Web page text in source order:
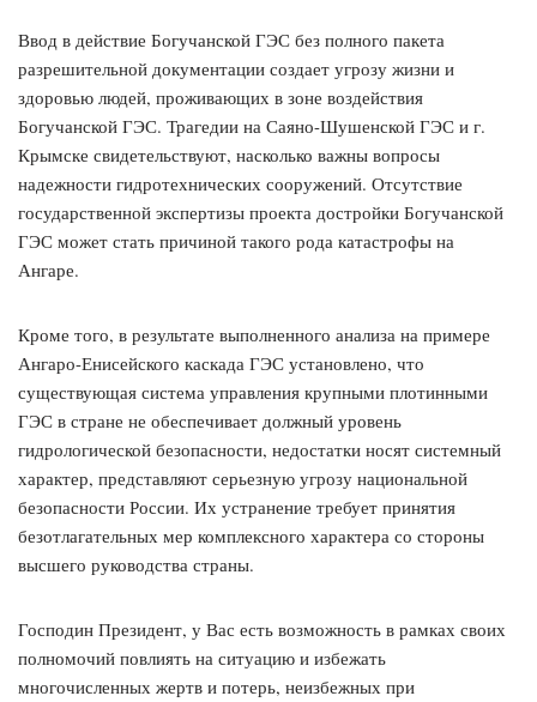
Ввод в действие Богучанской ГЭС без полного пакета
разрешительной документации создает угрозу жизни и
здоровью людей, проживающих в зоне воздействия
Богучанской ГЭС. Трагедии на Саяно-Шушенской ГЭС и г.
Крымске свидетельствуют, насколько важны вопросы
надежности гидротехнических сооружений. Отсутствие
государственной экспертизы проекта достройки Богучанской
ГЭС может стать причиной такого рода катастрофы на
Ангаре.
Кроме того, в результате выполненного анализа на примере
Ангаро-Енисейского каскада ГЭС установлено, что
существующая система управления крупными плотинными
ГЭС в стране не обеспечивает должный уровень
гидрологической безопасности, недостатки носят системный
характер, представляют серьезную угрозу национальной
безопасности России. Их устранение требует принятия
безотлагательных мер комплексного характера со стороны
высшего руководства страны.
Господин Президент, у Вас есть возможность в рамках своих
полномочий повлиять на ситуацию и избежать
многочисленных жертв и потерь, неизбежных при